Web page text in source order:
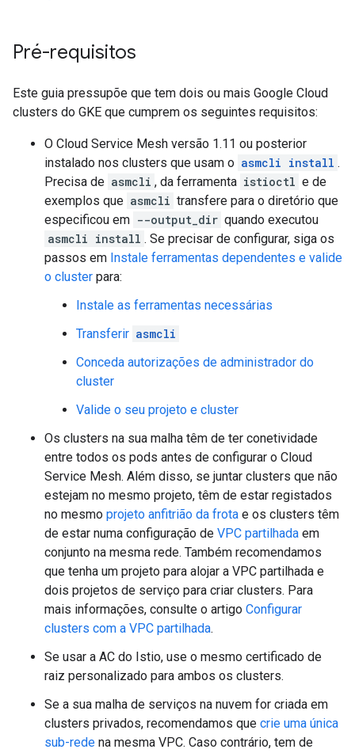
Pré-requisitos
Este guia pressupõe que tem dois ou mais Google Cloud
clusters do GKE que cumprem os seguintes requisitos:
O Cloud Service Mesh versão 1.11 ou posterior
instalado nos clusters que usam o asmcli install .
Precisa de asmcli , da ferramenta istioctl e de
exemplos que asmcli transfere para o diretório que
especificou em --output_dir quando executou
asmcli install . Se precisar de configurar, siga os
passos em Instale ferramentas dependentes e valide
o cluster para:
Instale as ferramentas necessárias
Transferir asmcli
Conceda autorizações de administrador do
cluster
Valide o seu projeto e cluster
Os clusters na sua malha têm de ter conetividade
entre todos os pods antes de configurar o Cloud
Service Mesh. Além disso, se juntar clusters que não
estejam no mesmo projeto, têm de estar registados
no mesmo projeto anfitrião da frota e os clusters têm
de estar numa configuração de VPC partilhada em
conjunto na mesma rede. Também recomendamos
que tenha um projeto para alojar a VPC partilhada e
dois projetos de serviço para criar clusters. Para
mais informações, consulte o artigo Configurar
clusters com a VPC partilhada.
Se usar a AC do Istio, use o mesmo certificado de
raiz personalizado para ambos os clusters.
Se a sua malha de serviços na nuvem for criada em
clusters privados, recomendamos que crie uma única
sub-rede na mesma VPC. Caso contrário, tem de